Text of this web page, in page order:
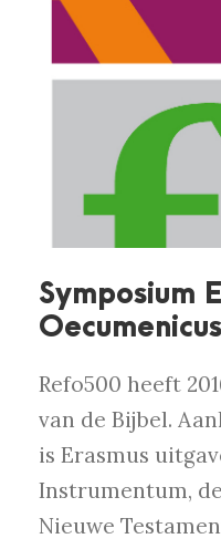
Symposium
Oecumenicus
Refo500 heeft
van de Bijbel.
is Erasmus
Instrumentum,
Nieuwe